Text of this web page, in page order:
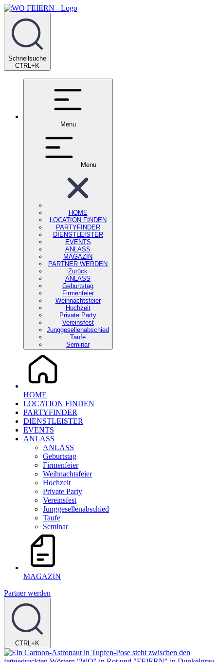
Schnellsuche
CTRL+K
Menu
Menu
HOME
LOCATION FINDEN
PARTYFINDER
DIENSTLEISTER
EVENTS
ANLASS
MAGAZIN
PARTNER WERDEN
Zurück
ANLASS
Geburtstag
Firmenfeier
Weihnachtsfeier
Hochzeit
Private Party
Vereinsfest
Junggesellenabschied
Taufe
Seminar
HOME
LOCATION FINDEN
PARTYFINDER
DIENSTLEISTER
EVENTS
ANLASS
ANLASS
Geburtstag
Firmenfeier
Weihnachtsfeier
Hochzeit
Private Party
Vereinsfest
Junggesellenabschied
Taufe
Seminar
MAGAZIN
Partner werden
CTRL+K